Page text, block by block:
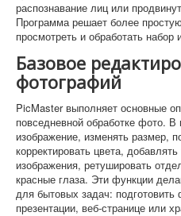
распознавание лиц или
Программа решает более
просмотреть и обработать
Базовое
фотографий
PicMaster выполняет основные
повседневной обработке фото.
изображение, изменять размер,
корректировать цвета,
изображения, ретушировать
красные глаза. Эти функции
для бытовых задач: подготовить
презентации, веб-странице или